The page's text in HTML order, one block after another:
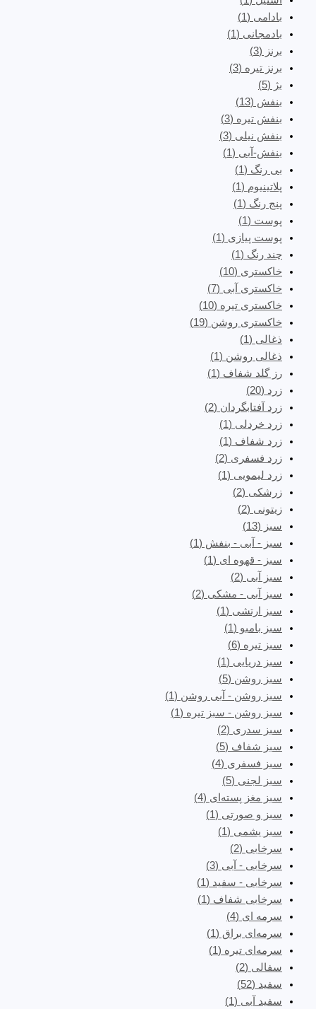
بادامی (1)
بادمجانی (1)
برنز (3)
برنز تیره (3)
بژ (5)
بنفش (13)
بنفش تیره (3)
بنفش نیلی (3)
بنفش-آبی (1)
بی رنگ (1)
پلاتینیوم (1)
پنج رنگ (1)
پوست (1)
پوست پیازی (1)
چند رنگ (1)
خاکستری (10)
خاکستری آبی (7)
خاکستری تیره (10)
خاکستری روشن (19)
ذغالی (1)
ذغالی روشن (1)
رز گلد شفاف (1)
زرد (20)
زرد آفتابگردان (2)
زرد خردلی (1)
زرد شفاف (1)
زرد فسفری (2)
زرد لیمویی (1)
زرشکی (2)
زیتونی (2)
سبز (13)
سبز - آبی - بنفش (1)
سبز - قهوه ای (1)
سبز آبی (2)
سبز آبی - مشکی (2)
سبز ارتشی (1)
سبز بامبو (1)
سبز تیره (6)
سبز دریایی (1)
سبز روشن (5)
سبز روشن - آبی روشن (1)
سبز روشن - سبز تیره (1)
سبز سدری (2)
سبز شفاف (5)
سبز فسفری (4)
سبز لجنی (5)
سبز مغز پسته‌ای (4)
سبز و صورتی (1)
سبز یشمی (1)
سرخابی (2)
سرخابی - آبی (3)
سرخابی - سفید (1)
سرخابی شفاف (1)
سرمه ای (4)
سرمه‌ای براق (1)
سرمه‌ای تیره (1)
سفالی (2)
سفید (52)
سفید آبی (1)